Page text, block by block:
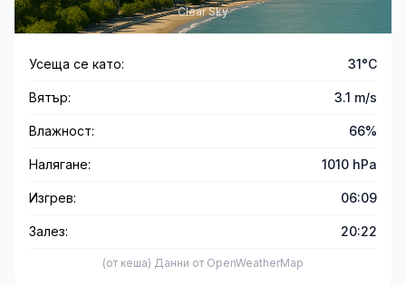
Clear Sky
Усеща се като: 31°C
Вятър: 3.1 m/s
Влажност: 66%
Налягане: 1010 hPa
Изгрев: 06:09
Залез: 20:22
(от кеша) Данни от OpenWeatherMap